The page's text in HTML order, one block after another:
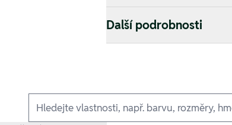
Další podrobnosti
Ausführungen